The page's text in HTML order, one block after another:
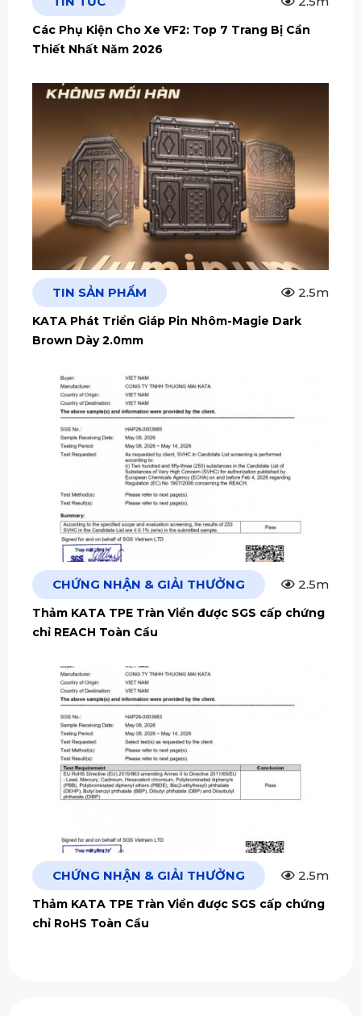
Các Phụ Kiện Cho Xe VF2: Top 7 Trang Bị Cần
Thiết Nhất Năm 2026
TIN SẢN PHẨM 2.5m
KATA Phát Triển Giáp Pin Nhôm-Magie Dark
Brown Dày 2.0mm
CHỨNG NHẬN & GIẢI THƯỞNG 2.5m
Thảm KATA TPE Tràn Viền được SGS cấp chứng
chỉ REACH Toàn Cầu
CHỨNG NHẬN & GIẢI THƯỞNG 2.5m
Thảm KATA TPE Tràn Viền được SGS cấp chứng
chỉ RoHS Toàn Cầu